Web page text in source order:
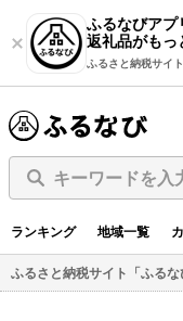
ふるなびアプ
返礼品がもっ
ふるさと納税サイ
キーワードを入
ランキング 地域一覧
ふるさと納税サイト「ふるな